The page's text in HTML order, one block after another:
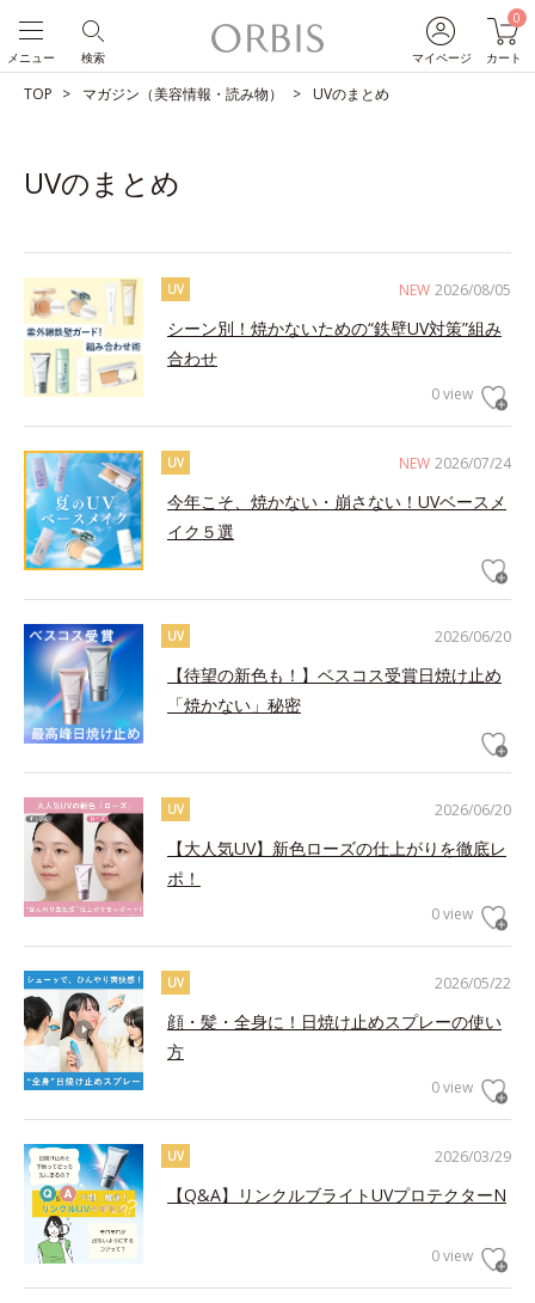
マイページ
0
カート
検索
メニュー
TOP マガジン（美容情報・読み物） UVのまとめ
UVのまとめ
NEW 2026/08/05
UV
シーン別！焼かないための“鉄壁UV対策”組み
合わせ
0 view
NEW 2026/07/24
UV
今年こそ、焼かない・崩さない！UVベースメ
イク５選
2026/06/20
UV
【待望の新色も！】ベスコス受賞日焼け止め
「焼かない」秘密
2026/06/20
UV
【大人気UV】新色ローズの仕上がりを徹底レ
ポ！
0 view
2026/05/22
UV
顔・髪・全身に！日焼け止めスプレーの使い
方
0 view
2026/03/29
UV
【Q&A】リンクルブライトUVプロテクターN
0 view